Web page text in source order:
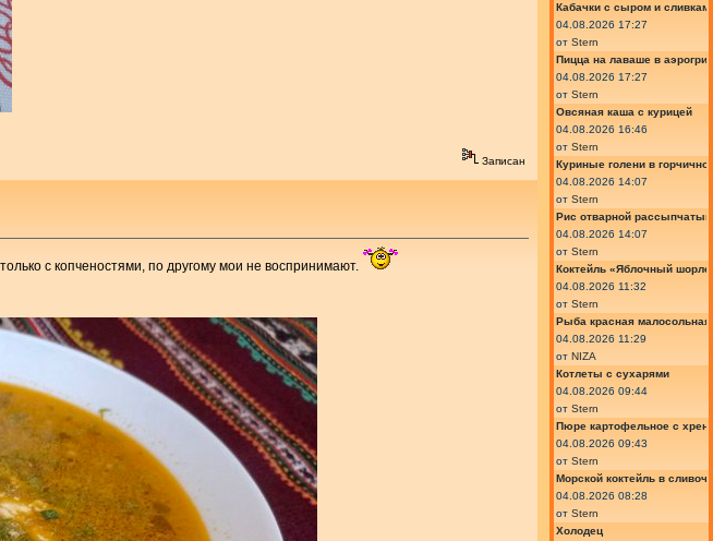
Записан
с копченостями, по другому мои не воспринимают.
Кабачки с сыром и
04.08.2026 17:27
от Stern
Пицца на лаваше в
04.08.2026 17:27
от Stern
Овсяная каша с курицей
04.08.2026 16:46
от Stern
Куриные голени в
04.08.2026 14:07
от Stern
Рис отварной рассыпчатый
04.08.2026 14:07
от Stern
Коктейль «Яблочный
04.08.2026 11:32
от Stern
Рыба красная малосольная
04.08.2026 11:29
от NIZA
Котлеты с сухарями
04.08.2026 09:44
от Stern
Пюре картофельное с
04.08.2026 09:43
от Stern
Морской коктейль в
04.08.2026 08:28
от Stern
Холодец